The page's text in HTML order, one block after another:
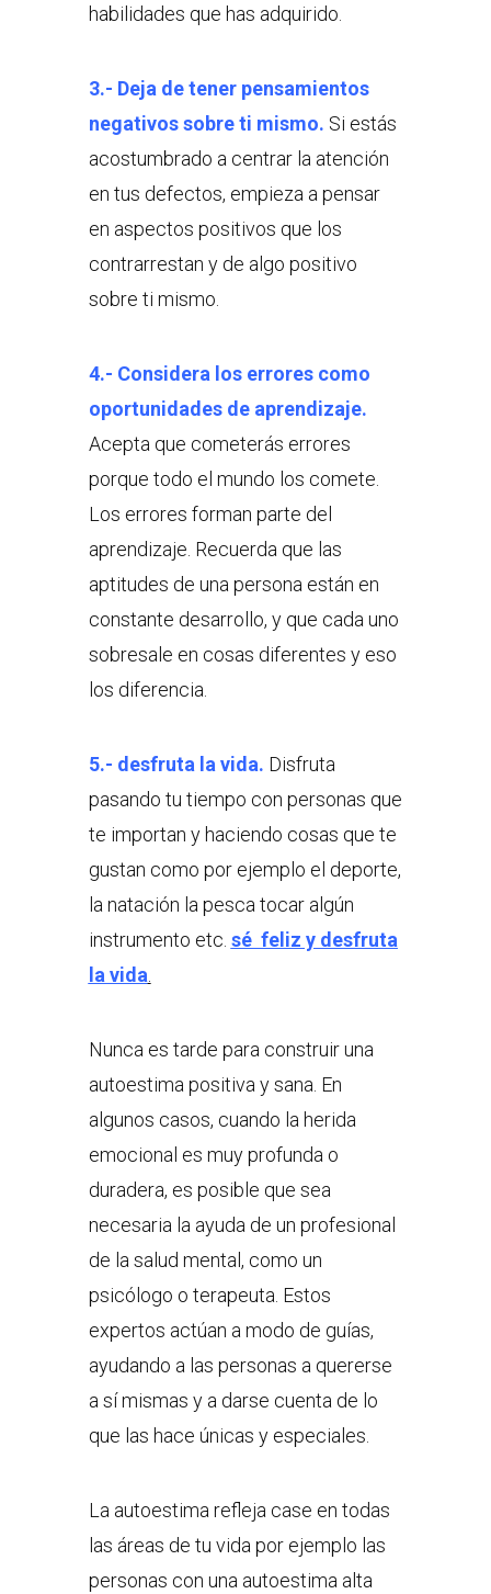
habilidades que has adquirido.
3.- Deja de tener pensamientos
negativos sobre ti mismo. Si estás
acostumbrado a centrar la atención
en tus defectos, empieza a pensar
en aspectos positivos que los
contrarrestan y de algo positivo
sobre ti mismo.
4.- Considera los errores como
oportunidades de aprendizaje.
Acepta que cometerás errores
porque todo el mundo los comete.
Los errores forman parte del
aprendizaje. Recuerda que las
aptitudes de una persona están en
constante desarrollo, y que cada uno
sobresale en cosas diferentes y eso
los diferencia.
5.- desfruta la vida. Disfruta
pasando tu tiempo con personas que
te importan y haciendo cosas que te
gustan como por ejemplo el deporte,
la natación la pesca tocar algún
instrumento etc. sé feliz y desfruta
la vida
Nunca es tarde para construir una
autoestima positiva y sana. En
algunos casos, cuando la herida
emocional es muy profunda o
duradera, es posible que sea
necesaria la ayuda de un profesional
de la salud mental, como un
psicólogo o terapeuta. Estos
expertos actúan a modo de guías,
ayudando a las personas a quererse
a sí mismas y a darse cuenta de lo
que las hace únicas y especiales.
La autoestima refleja case en todas
las áreas de tu vida por ejemplo las
personas con una autoestima alta